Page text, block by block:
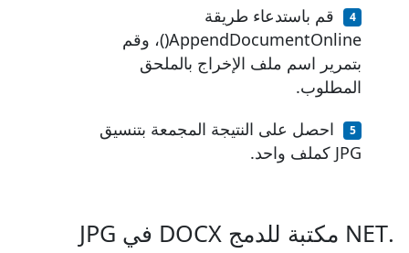
قم باستدعاء طريقة
AppendDocumentOnline()، وقم
بتمرير اسم ملف الإخراج بالملحق
المطلوب.
احصل على النتيجة المجمعة بتنسيق
JPG كملف واحد.
.NET مكتبة للدمج DOCX في JPG